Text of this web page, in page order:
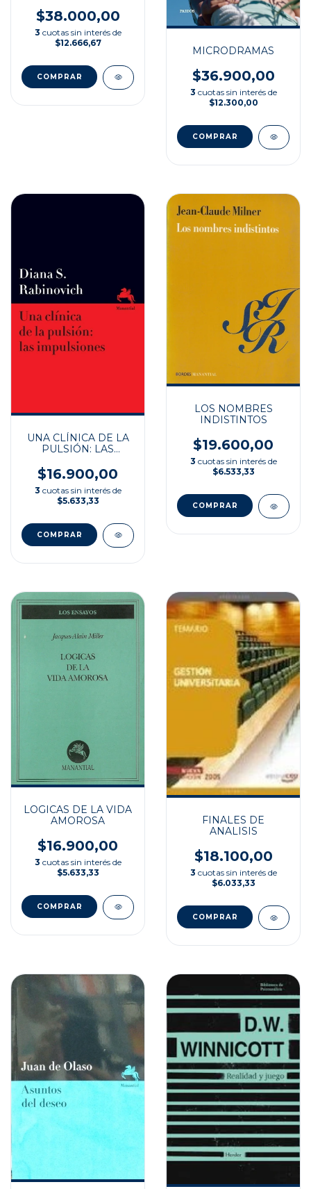
$38.000,00
3 cuotas sin interés de
$12.666,67
MICRODRAMAS
$36.900,00
3 cuotas sin interés de
$12.300,00
UNA CLÍNICA DE LA
PULSIÓN: LAS
$16.900,00
3 cuotas sin interés de
$5.633,33
LOS NOMBRES
INDISTINTOS
$19.600,00
3 cuotas sin interés de
$6.533,33
LOGICAS DE LA VIDA
AMOROSA
$16.900,00
3 cuotas sin interés de
$5.633,33
FINALES DE
ANALISIS
$18.100,00
3 cuotas sin interés de
$6.033,33